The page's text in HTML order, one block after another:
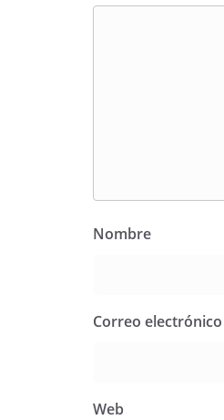
Nombre
Correo electrónico
Web